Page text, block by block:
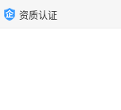
资质认证